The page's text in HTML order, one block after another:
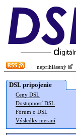
neprihlásený
DSL pripojenie
Ceny DSL
Dostupnosť DSL
Fórum o DSL
Výsledky meraní